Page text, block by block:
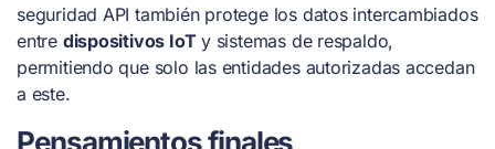
seguridad API también protege los datos intercambiados
entre dispositivos IoT y sistemas de respaldo,
permitiendo que solo las entidades autorizadas accedan
a este.
Pensamientos finales